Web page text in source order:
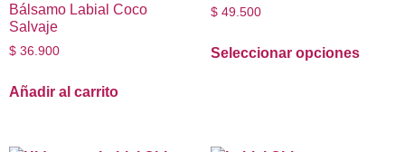
Bálsamo Labial Coco
Salvaje
$ 36.900
Añadir al carrito
$49.500
Seleccionar opciones